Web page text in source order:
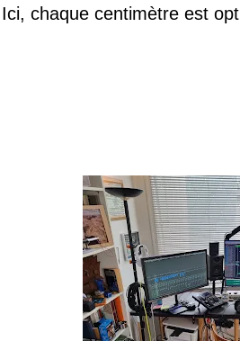
chaque centimètre est